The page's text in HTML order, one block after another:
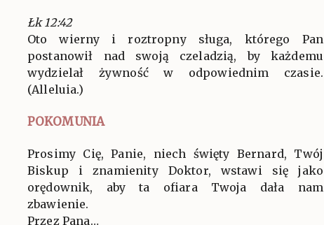
Łk 12:42
Oto wierny i roztropny sługa, którego Pan
postanowił nad swoją czeladzią, by każdemu
wydzielał żywność w odpowiednim czasie.
(Alleluia.)
POKOMUNIA
Prosimy Cię, Panie, niech święty Bernard, Twój
Biskup i znamienity Doktor, wstawi się jako
orędownik, aby ta ofiara Twoja dała nam
zbawienie.
Przez Pana…